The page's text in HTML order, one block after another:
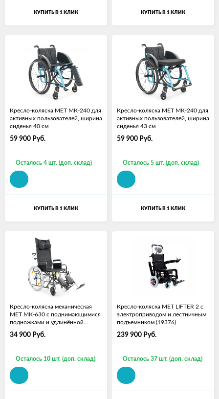
КУПИТЬ В 1 КЛИК КУПИТЬ В 1 КЛИК
Кресло-коляска МЕТ МК-240 для
активных пользователей, ширина
сиденья 40 см
59 900 Руб.
Осталось 4 шт. (доп. склад)
КУПИТЬ В 1 КЛИК
Кресло-коляска МЕТ МК-240 для
активных пользователей, ширина
сиденья 43 см
59 900 Руб.
Осталось 5 шт. (доп. склад)
КУПИТЬ В 1 КЛИК
Кресло-коляска механическая
МЕТ МК-630 c поднимающимися
подножками и удлинённой
34 900 Руб.
Осталось 10 шт. (доп. склад)
Кресло-коляска MET LIFTER 2 с
электроприводом и лестничным
подъемником (19376)
239 900 Руб.
Осталось 37 шт. (доп. склад)